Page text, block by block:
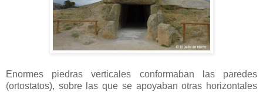
Enormes piedras verticales conformaban las paredes
(ortostatos), sobre las que se apoyaban otras horizontales